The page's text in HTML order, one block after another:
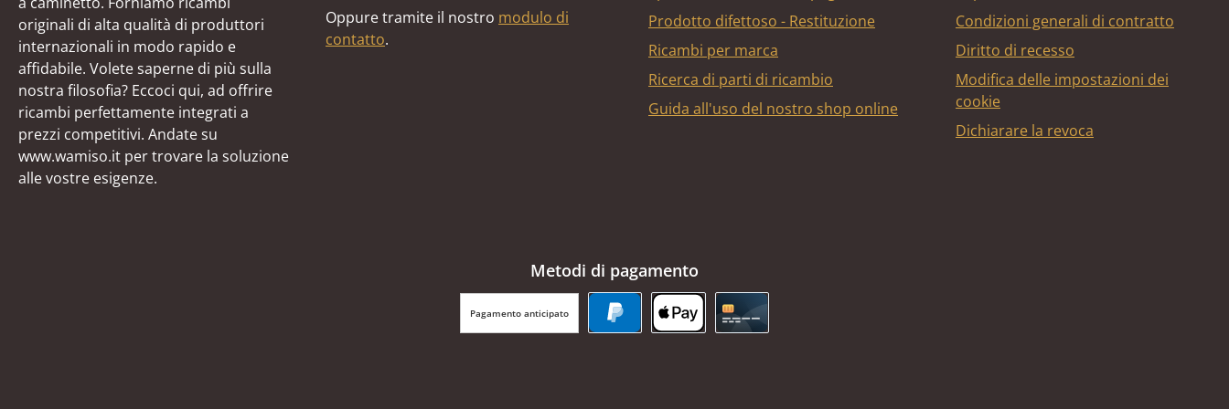
originali di alta qualità di produttori
internazionali in modo rapido e
affidabile. Volete saperne di più sulla
nostra filosofia? Eccoci qui, ad offrire
ricambi perfettamente integrati a
prezzi competitivi. Andate su
www.wamiso.it per trovare la soluzione
alle vostre esigenze.
Oppure tramite il nostro modulo di
contatto.
Prodotto difettoso - Restituzione
Ricambi per marca
Ricerca di parti di ricambio
Guida all'uso del nostro shop online
Condizioni generali di contratto
Diritto di recesso
Modifica delle impostazioni dei
cookie
Dichiarare la revoca
Metodi di pagamento
Pagamento anticipato